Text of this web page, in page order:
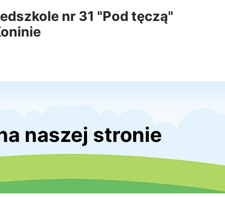
nr 31 "Pod tęczą"
naszej stronie